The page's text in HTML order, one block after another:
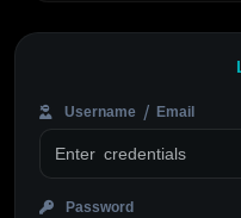
Username / Email
Password